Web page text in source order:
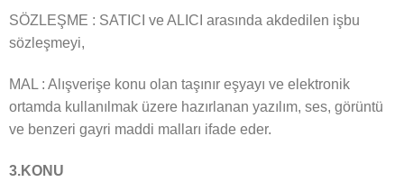
SÖZLEŞME : SATICI ve ALICI arasında akdedilen işbu
sözleşmeyi,
MAL : Alışverişe konu olan taşınır eşyayı ve elektronik
ortamda kullanılmak üzere hazırlanan yazılım, ses, görüntü
ve benzeri gayri maddi malları ifade eder.
3.KONU